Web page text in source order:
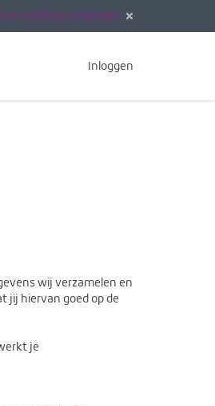
melding verbergen
Inloggen
wij verzamelen en
jij hiervan goed op de
je